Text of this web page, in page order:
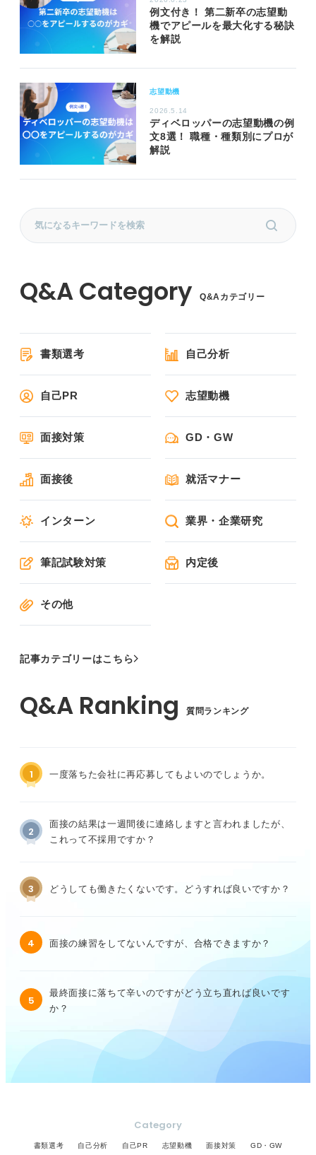
例文付き！ 第二新卒の志望動
機でアピールを最大化する秘訣
を解説
志望動機
2026.5.14
ディベロッパーの志望動機の例
文8選！ 職種・種類別にプロが
解説
Q&Aカテゴリー
書類選考 自己分析
自己PR 志望動機
面接対策 GD・GW
面接後 就活マナー
インターン 業界・企業研究
筆記試験対策 内定後
その他
記事カテゴリーはこちら
質問ランキング
1 一度落ちた会社に再応募してもよいのでしょうか。
2
面接の結果は一週間後に連絡しますと言われましたが、
これって不採用ですか？
3 どうしても働きたくないです。どうすれば良いですか？
4 面接の練習をしてないんですが、合格できますか？
5
最終面接に落ちて辛いのですがどう立ち直れば良いです
か？
Category
書類選考 自己分析 自己PR 志望動機 面接対策 GD・GW